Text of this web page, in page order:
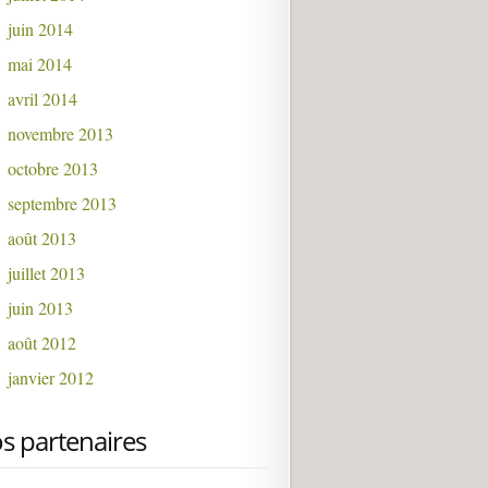
juin 2014
mai 2014
avril 2014
novembre 2013
octobre 2013
septembre 2013
août 2013
juillet 2013
juin 2013
août 2012
janvier 2012
partenaires